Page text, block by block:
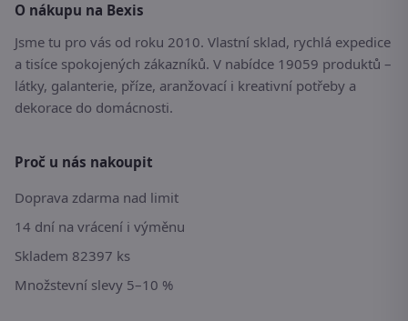
O nákupu na Bexis
Jsme tu pro vás od roku 2010. Vlastní sklad, rychlá expedice
a tisíce spokojených zákazníků. V nabídce 19059 produktů –
látky, galanterie, příze, aranžovací i kreativní potřeby a
dekorace do domácnosti.
Proč u nás nakoupit
Doprava zdarma nad limit
14 dní na vrácení i výměnu
Skladem 82397 ks
Množstevní slevy 5–10 %